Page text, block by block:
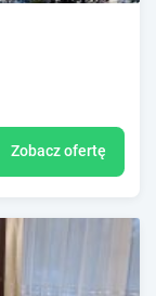
Zobacz ofertę